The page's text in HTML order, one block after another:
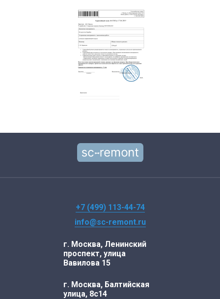
+7 (499) 113-44-74
info@sc-remont.ru
г. Москва, Ленинский
проспект, улица
Вавилова 15
г. Москва, Балтийская
улица, 8с14